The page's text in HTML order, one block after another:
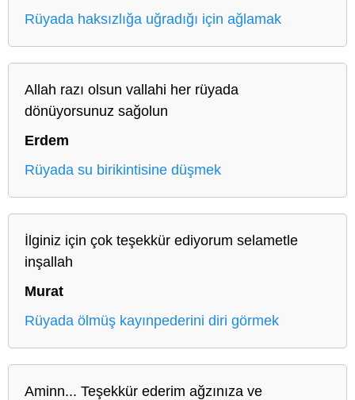
Rüyada haksızlığa uğradığı için ağlamak
Allah razı olsun vallahi her rüyada
dönüyorsunuz sağolun
Erdem
Rüyada su birikintisine düşmek
İlginiz için çok teşekkür ediyorum selametle
inşallah
Murat
Rüyada ölmüş kayınpederini diri görmek
Aminn... Teşekkür ederim ağzınıza ve